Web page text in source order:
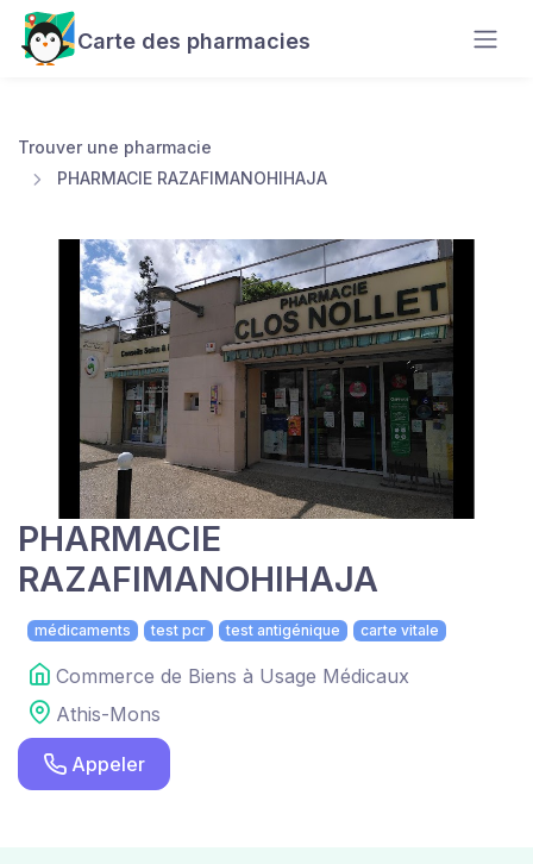
Carte des pharmacies
Trouver une pharmacie
PHARMACIE RAZAFIMANOHIHAJA
PHARMACIE
RAZAFIMANOHIHAJA
médicaments test pcr test antigénique carte vitale
Commerce de Biens à Usage Médicaux
Athis-Mons
Appeler